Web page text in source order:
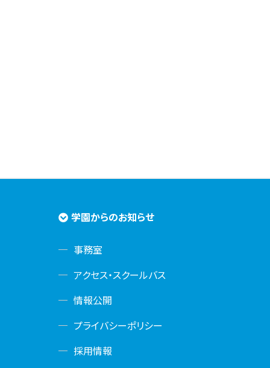
学園からのお知らせ
事務室
アクセス・スクールバス
情報公開
プライバシーポリシー
採用情報